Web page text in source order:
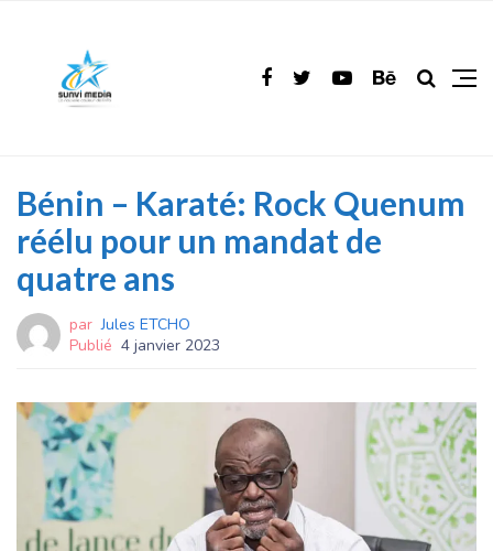
Bénin – Karaté: Rock Quenum
réélu pour un mandat de
quatre ans
par Jules ETCHO
Publié 4 janvier 2023